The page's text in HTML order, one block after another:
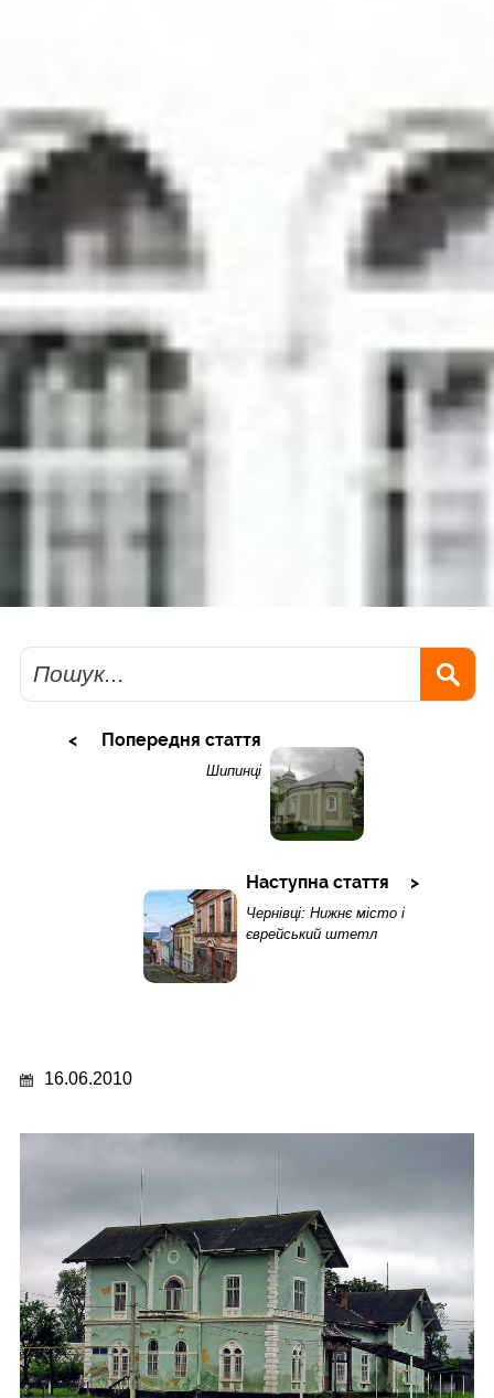
Пошук
Попередня стаття
Шипинці
Наступна стаття
Чернівці: Нижнє місто і
єврейський штетл
16.06.2010